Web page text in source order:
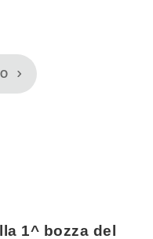
1^ bozza del